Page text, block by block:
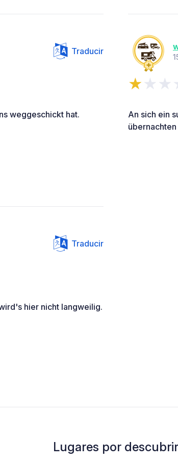
Traducir
weggeschickt hat.
An sich ein
Traducir
hier nicht langweilig.
Lugares por descubrir